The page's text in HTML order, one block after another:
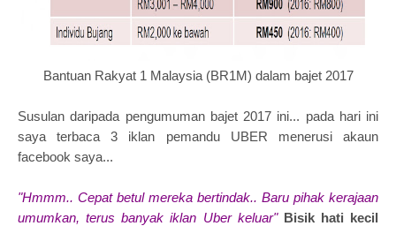
Bantuan Rakyat 1 Malaysia (BR1M) dalam bajet 2017
Susulan daripada pengumuman bajet 2017 ini... pada hari ini
saya terbaca 3 iklan pemandu UBER menerusi akaun
facebook saya...
"Hmmm.. Cepat betul mereka bertindak.. Baru pihak kerajaan
umumkan, terus banyak iklan Uber keluar" Bisik hati kecil